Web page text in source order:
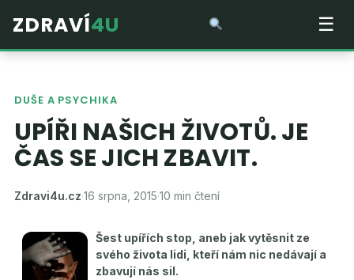
ZDRAVÍ4U ☰
DUŠE A PSYCHIKA
UPÍŘI NAŠICH ŽIVOTŮ. JE
ČAS SE JICH ZBAVIT.
Zdravi4u.cz·16 srpna, 2015·10 min čtení
Šest upířích stop, aneb jak vytěsnit ze
svého života lidi, kteří nám nic nedávají a
zbavují nás sil.